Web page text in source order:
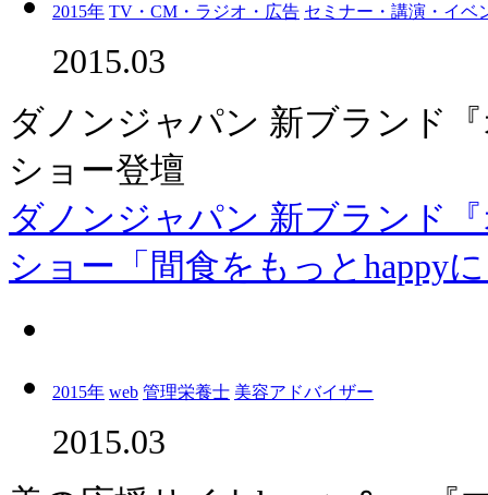
2015年 TV・CM・ラジオ・広告 セミナー・講演・イベ
2015.03
ダノンジャパン 新ブランド
ショー登壇
ダノンジャパン 新ブランド
ショー「間食をもっとhappy
2015年 web 管理栄養士 美容アドバイザー
2015.03